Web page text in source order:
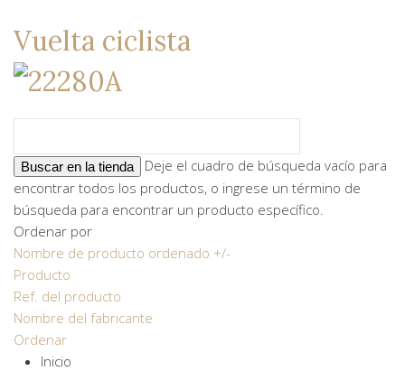
Vuelta ciclista
Deje el cuadro de búsqueda vacío para
encontrar todos los productos, o ingrese un término de
búsqueda para encontrar un producto específico.
Ordenar por
Nombre de producto ordenado +/-
Producto
Ref. del producto
Nombre del fabricante
Ordenar
Inicio